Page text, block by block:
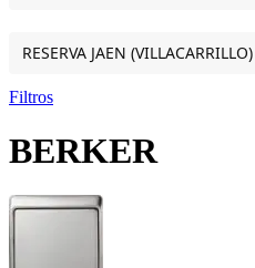
Filtros
BERKER